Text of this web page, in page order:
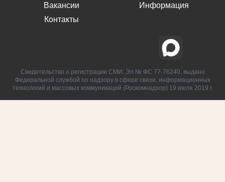
Вакансии
Контакты
Информация
Свидетельство о регистрации СМИ: Эл № ФС 77-76240, выдано
Федеральной службой по надзору в сфере связи, информационных
технологий и массовых коммуникаций (Роскомнадзор) 19 июля 2019 г.